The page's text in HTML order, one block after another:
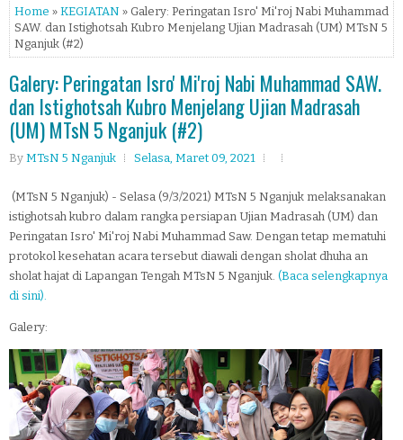
Home » KEGIATAN » Galery: Peringatan Isro' Mi'roj Nabi Muhammad
SAW. dan Istighotsah Kubro Menjelang Ujian Madrasah (UM) MTsN 5
Nganjuk (#2)
Galery: Peringatan Isro' Mi'roj Nabi Muhammad SAW.
dan Istighotsah Kubro Menjelang Ujian Madrasah
(UM) MTsN 5 Nganjuk (#2)
By MTsN 5 Nganjuk Selasa, Maret 09, 2021
(MTsN 5 Nganjuk) - Selasa (9/3/2021) MTsN 5 Nganjuk melaksanakan
istighotsah kubro dalam rangka persiapan Ujian Madrasah (UM) dan
Peringatan Isro' Mi'roj Nabi Muhammad Saw. Dengan tetap mematuhi
protokol kesehatan acara tersebut diawali dengan sholat dhuha an
sholat hajat di Lapangan Tengah MTsN 5 Nganjuk. (Baca selengkapnya
di sini).
Galery: